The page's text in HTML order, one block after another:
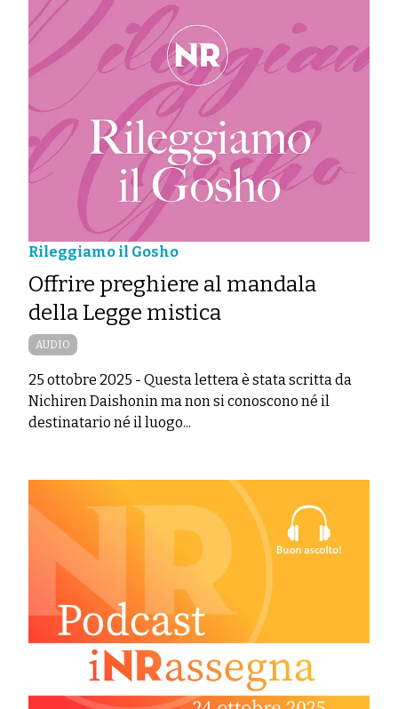
Rileggiamo il Gosho
Offrire preghiere al mandala
della Legge mistica
AUDIO
25 ottobre 2025 - Questa lettera è stata scritta da
Nichiren Daishonin ma non si conoscono né il
destinatario né il luogo...